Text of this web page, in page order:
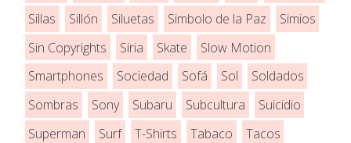
Sillas
Sillón Siluetas Simbolo de la Paz
Simios
Sin Copyrights
Siria Skate
Slow Motion
Smartphones
Sociedad Sofá Sol
Soldados
Sombras
Sony Subaru Subcultura
Suicidio
Superman
Surf T-Shirts Tabaco
Tacos